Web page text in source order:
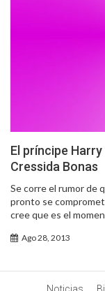
El príncipe
Cressida Bonas
Se corre el rumor de
pronto se
cree que es el
Ago 28, 2013
Noticias